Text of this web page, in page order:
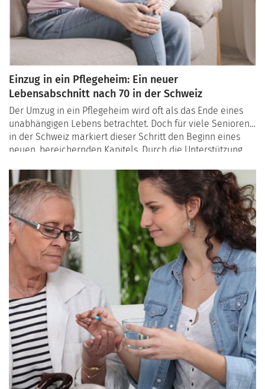
Einzug in ein Pflegeheim: Ein neuer
Lebensabschnitt nach 70 in der Schweiz
Der Umzug in ein Pflegeheim wird oft als das Ende eines
unabhängigen Lebens betrachtet. Doch für viele Senioren
in der Schweiz markiert dieser Schritt den Beginn eines
neuen, bereichernden Kapitels. Durch die Unterstützung,
Leidenschaften oder kehren zu alten Hobbys zurück – von
Wanderungen in der Schweizer Natur bis hin zu
traditionellen Spielen wie Jass oder Boules.